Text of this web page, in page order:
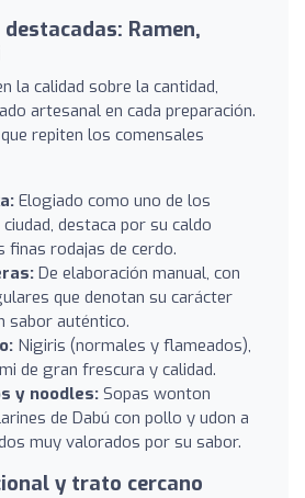
Ramen,
la calidad sobre la cantidad,
artesanal en cada preparación.
repiten los comensales
Elogiado como uno de los
destaca por su caldo
finas rodajas de cerdo.
De elaboración manual, con
que denotan su carácter
sabor auténtico.
Nigiris (normales y flameados),
de gran frescura y calidad.
y noodles:Sopas wonton
de Dabú con pollo y udon a
muy valorados por su sabor.
y trato cercano